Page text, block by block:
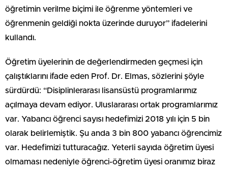
öğretimin verilme biçimi ile öğrenme yöntemleri ve
öğrenmenin geldiği nokta üzerinde duruyor” ifadelerini
kullandı.
Öğretim üyelerinin de değerlendirmeden geçmesi için
çalıştıklarını ifade eden Prof. Dr. Elmas, sözlerini şöyle
sürdürdü: “Disiplinlerarası lisansüstü programlarımız
açılmaya devam ediyor. Uluslararası ortak programlarımız
var. Yabancı öğrenci sayısı hedefimizi 2018 yılı için 5 bin
olarak belirlemiştik. Şu anda 3 bin 800 yabancı öğrencimiz
var. Hedefimizi tutturacağız. Yeterli sayıda öğretim üyesi
olmaması nedeniyle öğrenci-öğretim üyesi oranımız biraz